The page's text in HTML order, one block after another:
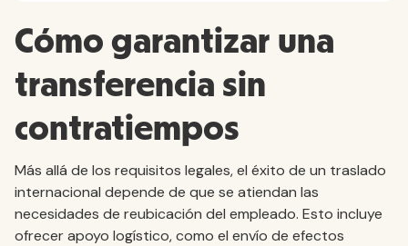
Cómo garantizar una
transferencia sin
contratiempos
Más allá de los requisitos legales, el éxito de un traslado
internacional depende de que se atiendan las
necesidades de reubicación del empleado. Esto incluye
ofrecer apoyo logístico, como el envío de efectos